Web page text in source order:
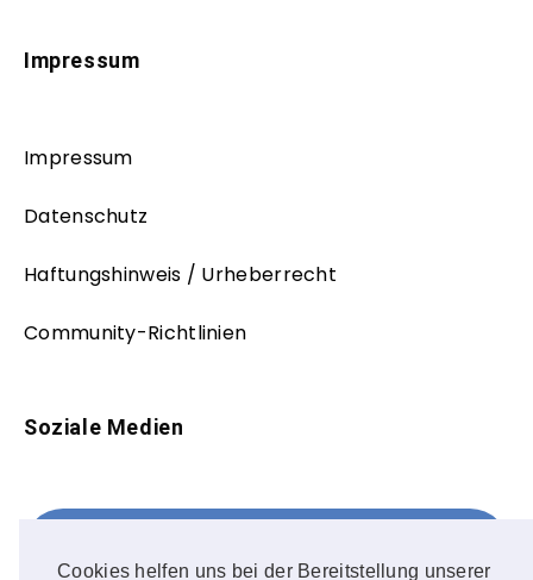
Cookies helfen uns bei der Bereitstellung unserer
Impressum
Impressum
Datenschutz
Haftungshinweis / Urheberrecht
Community-Richtlinien
Soziale Medien
FOLLOW ME!